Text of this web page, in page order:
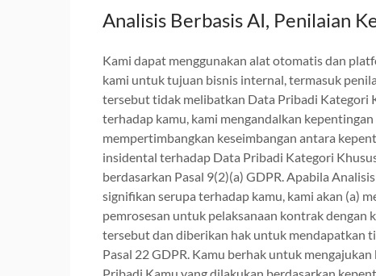
Analisis Berbasis AI, Penilaian
Kami dapat menggunakan alat otomatis dan
kami untuk tujuan bisnis internal, termasuk
tersebut tidak melibatkan Data Pribadi Kategori
terhadap kamu, kami mengandalkan
mempertimbangkan keseimbangan antara
insidental terhadap Data Pribadi Kategori
berdasarkan Pasal 9(2)(a) GDPR. Apabila
signifikan serupa terhadap kamu, kami akan (a)
pemrosesan untuk pelaksanaan kontrak dengan
tersebut dan diberikan hak untuk mendapatkan
Pasal 22 GDPR. Kamu berhak untuk
Pribadi Kamu yang dilakukan berdasarkan